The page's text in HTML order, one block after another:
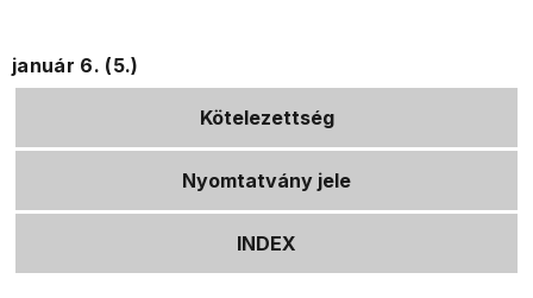
január 6. (5.)
Kötelezettség
Nyomtatvány jele
INDEX